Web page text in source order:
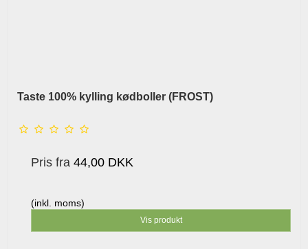
Taste 100% kylling kødboller (FROST)
Pris fra 44,00 DKK
(inkl. moms)
Vis produkt